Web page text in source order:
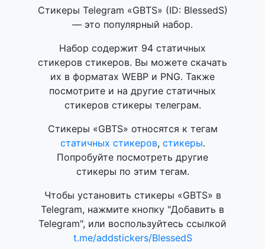
Стикеры Telegram «GBTS» (ID: BlessedS)
— это популярный набор.
Набор содержит 94 статичных
стикеров стикеров. Вы можете скачать
их в форматах WEBP и PNG. Также
посмотрите и на другие статичных
стикеров стикеры телеграм.
Стикеры «GBTS» относятся к тегам
статичных стикеров, стикеры.
Попробуйте посмотреть другие
стикеры по этим тегам.
Чтобы установить стикеры «GBTS» в
Telegram, нажмите кнопку "Добавить в
Telegram", или воспользуйтесь ссылкой
t.me/addstickers/BlessedS